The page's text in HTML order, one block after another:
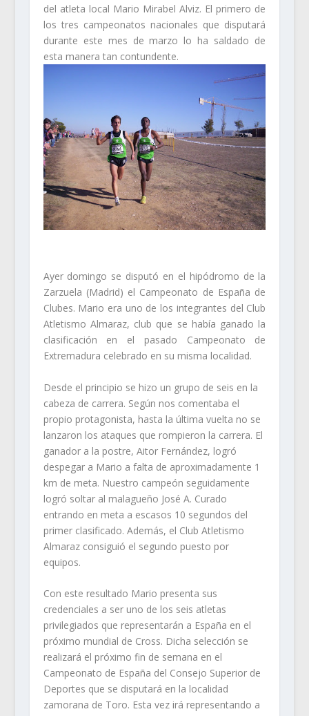
del atleta local Mario Mirabel Alviz. El primero de
los tres campeonatos nacionales que disputará
durante este mes de marzo lo ha saldado de
esta manera tan contundente.
Ayer domingo se disputó en el hipódromo de la
Zarzuela (Madrid) el Campeonato de España de
Clubes. Mario era uno de los integrantes del Club
Atletismo Almaraz, club que se había ganado la
clasificación en el pasado Campeonato de
Extremadura celebrado en su misma localidad.
Desde el principio se hizo un grupo de seis en la
cabeza de carrera. Según nos comentaba el
propio protagonista, hasta la última vuelta no se
lanzaron los ataques que rompieron la carrera. El
ganador a la postre, Aitor Fernández, logró
despegar a Mario a falta de aproximadamente 1
km de meta. Nuestro campeón seguidamente
logró soltar al malagueño José A. Curado
entrando en meta a escasos 10 segundos del
primer clasificado. Además, el Club Atletismo
Almaraz consiguió el segundo puesto por
equipos.
Con este resultado Mario presenta sus
credenciales a ser uno de los seis atletas
privilegiados que representarán a España en el
próximo mundial de Cross. Dicha selección se
realizará el próximo fin de semana en el
Campeonato de España del Consejo Superior de
Deportes que se disputará en la localidad
zamorana de Toro. Esta vez irá representando a